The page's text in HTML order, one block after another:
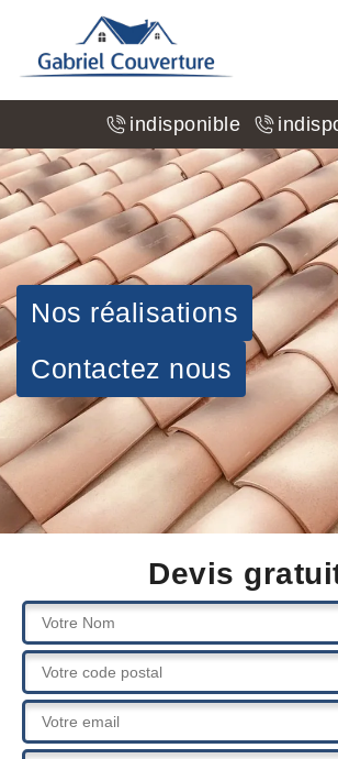
indisponible
Nos réalisations
Contactez nous
Devis